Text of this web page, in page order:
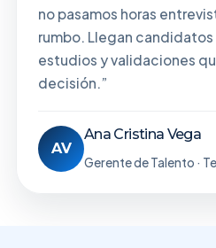
no pasamos horas
rumbo. Llegan
estudios y validaciones
decisión.”
AV
Ana Cristina Vega
Gerente de Talento ·